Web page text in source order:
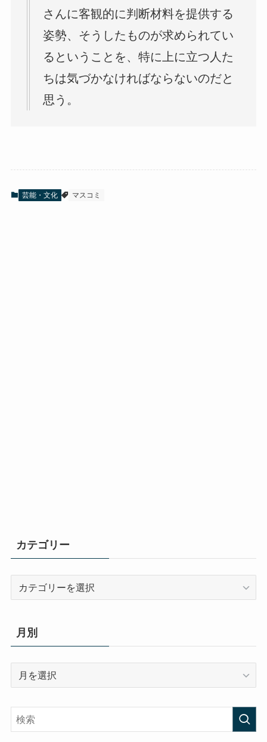
さんに客観的に判断材料を提供する
姿勢、そうしたものが求められてい
るということを、特に上に立つ人た
ちは気づかなければならないのだと
思う。
芸能・文化 マスコミ
カテゴリー
リ
ー
月別